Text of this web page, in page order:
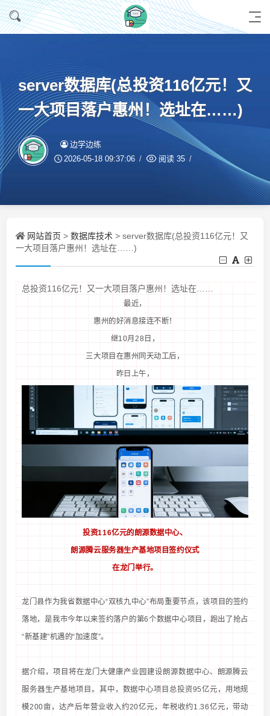
server数据库(总投资116亿元！又
一大项目落户惠州！选址在……)
边学边练
2026-05-18 09:37:06 阅读 35
网站首页 > 数据库技术 > server数据库(总投资116亿元！又
一大项目落户惠州！选址在……)
总投资116亿元！又一大项目落户惠州！选址在……
最近，
惠州的好消息接连不断！
继10月28日，
三大项目在惠州同天动工后，
昨日上午，
投资116亿元的朗源数据中心、
朗源腾云服务器生产基地项目签约仪式
在龙门举行。
龙门县作为我省数据中心“双核九中心”布局重要节点，该项目的签约
落地，是我市今年以来签约落户的第6个数据中心项目，跑出了抢占
“新基建”机遇的“加速度”。
据介绍，项目将在龙门大健康产业园建设朗源数据中心、朗源腾云
服务器生产基地项目。其中，数据中心项目总投资95亿元，用地规
模200亩，达产后年营业收入约20亿元，年税收约1.36亿元，带动